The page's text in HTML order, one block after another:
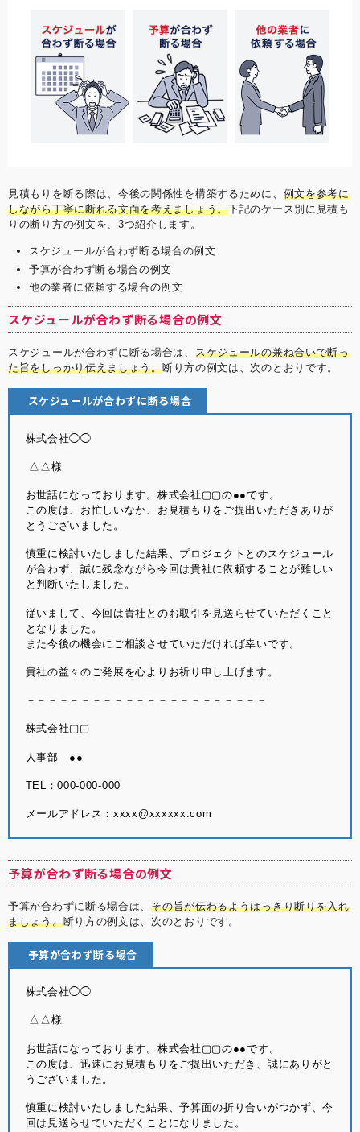
見積もりを断る際は、今後の関係性を構築するために、 例文を参考に
しながら丁寧に断れる文面を考えましょう。下記のケース別に見積も
りの断り方の例文を、3つ紹介します。
スケジュールが合わず断る場合の例文
予算が合わず断る場合の例文
他の業者に依頼する場合の例文
スケジュールが合わず断る場合の例文
スケジュールが合わずに断る場合は、 スケジュールの兼ね合いで断っ
た旨をしっかり伝えましょう。断り方の例文は、次のとおりです。
スケジュールが合わずに断る場合
株式会社◯◯
△△様
お世話になっております。株式会社▢▢の●●です。
この度は、お忙しいなか、お見積もりをご提出いただきありが
とうございました。
慎重に検討いたしました結果、プロジェクトとのスケジュール
が合わず、誠に残念ながら今回は貴社に依頼することが難しい
と判断いたしました。
従いまして、今回は貴社とのお取引を見送らせていただくこと
となりました。
また今後の機会にご相談させていただければ幸いです。
貴社の益々のご発展を心よりお祈り申し上げます。
－－－－－－－－－－－－－－－－－－－－－－
株式会社▢▢
人事部 ●●
TEL：000-000-000
メールアドレス：xxxx@xxxxxx.com
予算が合わず断る場合の例文
予算が合わずに断る場合は、その旨が伝わるようはっきり断りを入れ
ましょう。断り方の例文は、次のとおりです。
予算が合わず断る場合
株式会社◯◯
△△様
お世話になっております。株式会社▢▢の●●です。
この度は、迅速にお見積もりをご提出いただき、誠にありがと
うございました。
慎重に検討いたしました結果、予算面の折り合いがつかず、今
回は見送らせていただくことになりました。